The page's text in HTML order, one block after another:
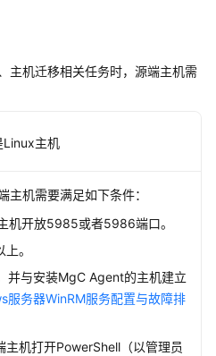
主机迁移相关任务时，源端主机需
Linux主机
机需要满足如下条件：
机开放5985或者5986端口。
上。
并与安装MgC Agent的主机建立
服务器WinRM服务配置与故障排
主机打开PowerShell（以管理员